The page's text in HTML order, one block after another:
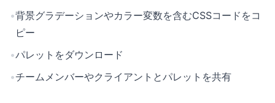
•背景グラデーションやカラー変数を含むCSSコードをコ
ピー
•パレットをダウンロード
•チームメンバーやクライアントとパレットを共有